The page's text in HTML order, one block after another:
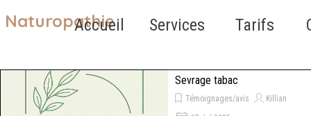
Naturopathie Sauter le
Accueil Services ▼
Tarifs
Sevrage tabac
Témoignages/avis
Killian